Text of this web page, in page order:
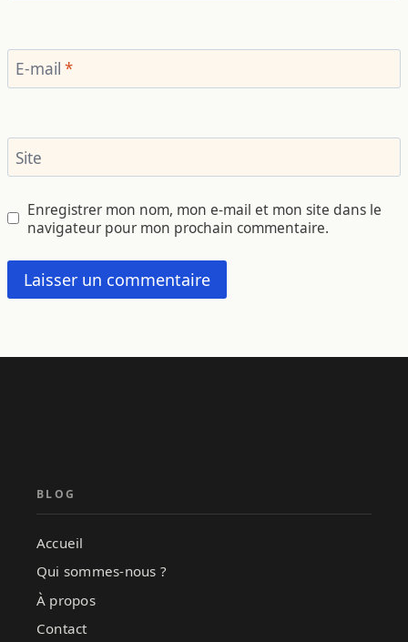
E-mail *
Site
Enregistrer mon nom, mon e-mail et mon site dans le
navigateur pour mon prochain commentaire.
BLOG
Accueil
Qui sommes-nous ?
À propos
Contact